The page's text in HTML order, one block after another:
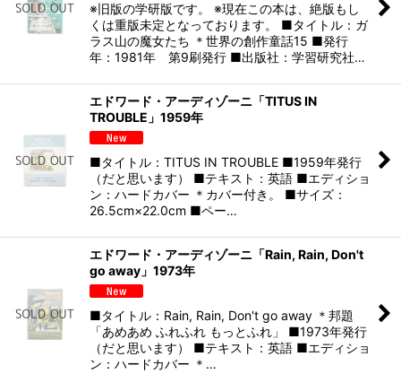
※旧版の学研版です。 ※現在この本は、絶版もし
くは重版未定となっております。 ■タイトル：ガ
ラス山の魔女たち ＊世界の創作童話15 ■発行
年：1981年 第9刷発行 ■出版社：学習研究社…
エドワード・アーディゾーニ「TITUS IN
TROUBLE」1959年
■タイトル：TITUS IN TROUBLE ■1959年発行
（だと思います） ■テキスト：英語 ■エディショ
ン：ハードカバー ＊カバー付き。 ■サイズ：
26.5cm×22.0cm ■ペー…
エドワード・アーディゾーニ「Rain, Rain, Don't
go away」1973年
■タイトル：Rain, Rain, Don't go away ＊邦題
「あめあめ ふれふれ もっとふれ」 ■1973年発行
（だと思います） ■テキスト：英語 ■エディショ
ン：ハードカバー ＊…